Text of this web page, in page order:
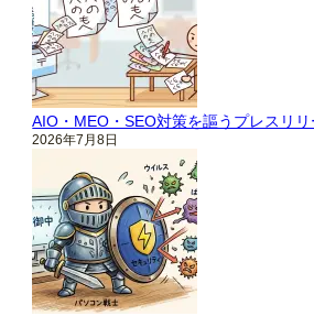
AIO・MEO・SEO対策を謳うプレスリ
2026年7月8日